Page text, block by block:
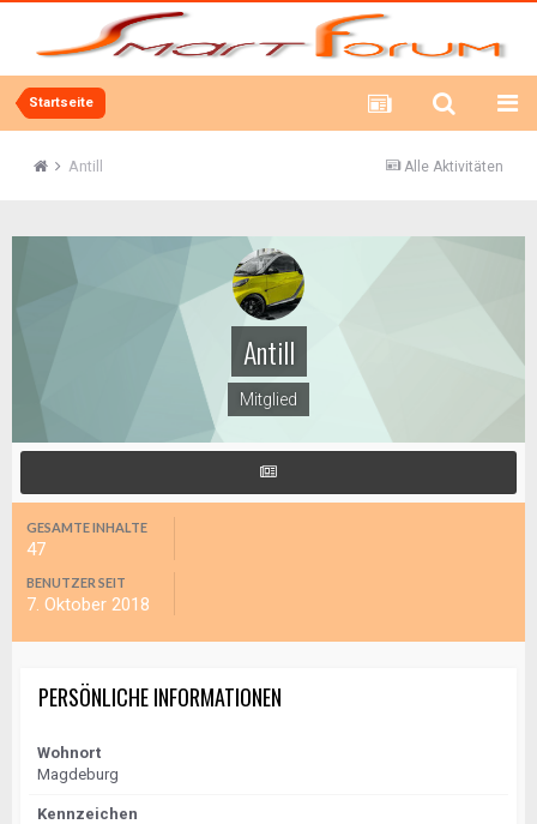
Startseite
Alle Aktivitäten
Antill
Antill
Mitglied
GESAMTE INHALTE
47
BENUTZER SEIT
7. Oktober 2018
PERSÖNLICHE INFORMATIONEN
Wohnort
Magdeburg
Kennzeichen